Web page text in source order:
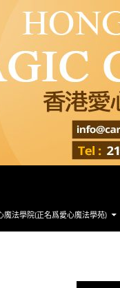
魔法學院(正名爲愛心魔法學苑)